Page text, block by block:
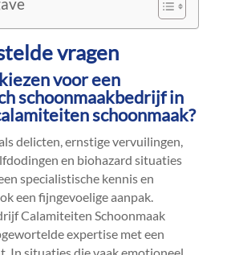
vragen
voor een
schoonmaakbedrijf in
schoonmaak?
delicten, ernstige vervuilingen,
en biohazard situaties
specialistische kennis en
een fijngevoelige aanpak.​
Calamiteiten Schoonmaak
expertise met een